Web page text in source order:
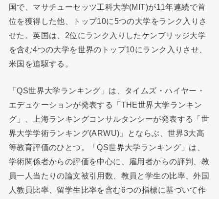
国で、マサチューセッツ工科大学(MIT)が11年連続で首
位を獲得した他、トップ10に5つの大学をランク入りさ
せた。英国は、2位にランク入りしたケンブリッジ大学
を含む4つの大学を世界のトップ10にランク入りさせ、
米国を追駆する。
「QS世界大学ランキング」は、タイムズ・ハイヤー・
エデュケーションが発表する「THE世界大学ランキン
グ」、上海ランキングコンサルタンシーが発表する「世
界大学学術ランキング(ARWU)」とならぶ、世界3大高
等教育評価のひとつ。「QS世界大学ランキング」は、
学術関係者からの評価を中心に、雇用者からの評判、教
員一人当たりの論文被引用数、教員と学生の比率、外国
人教員比率、留学生比率を含む6つの指標に基づいて作